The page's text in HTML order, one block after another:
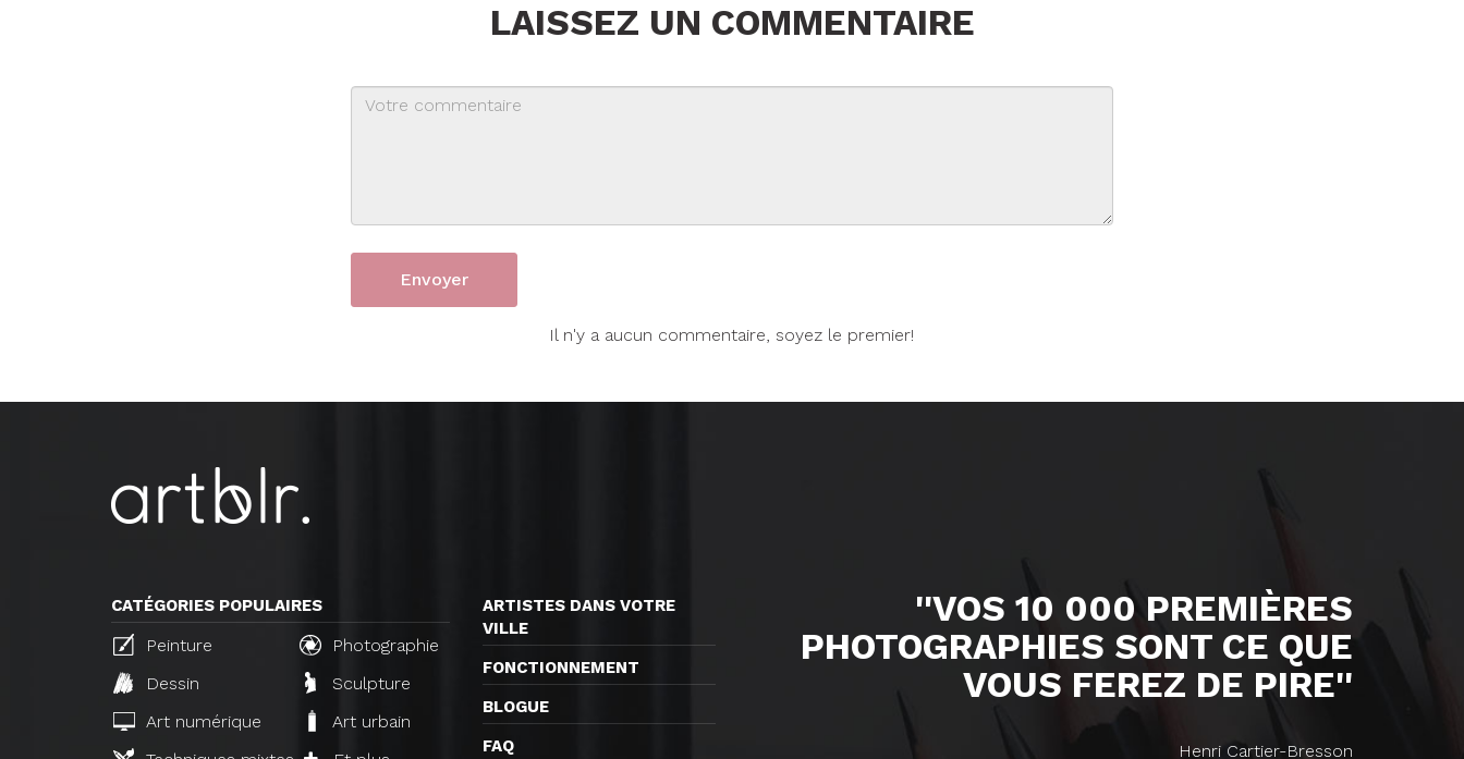
LAISSEZ UN COMMENTAIRE
Il n'y a aucun commentaire, soyez le premier!
CATÉGORIES POPULAIRES
Peinture
Photographie
Dessin
Sculpture
Art numérique
Art urbain
ARTISTES DANS VOTRE
VILLE
FONCTIONNEMENT
BLOGUE
FAQ
''VOS 10 000 PREMIÈRES
PHOTOGRAPHIES SONT CE QUE
VOUS FEREZ DE PIRE''
Henri Cartier-Bresson